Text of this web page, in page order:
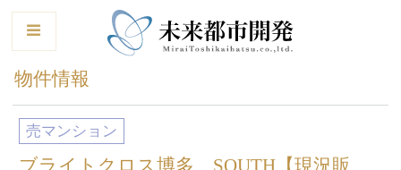
物件情報
売マンション
ブライトクロス博多 SOUTH【現況販